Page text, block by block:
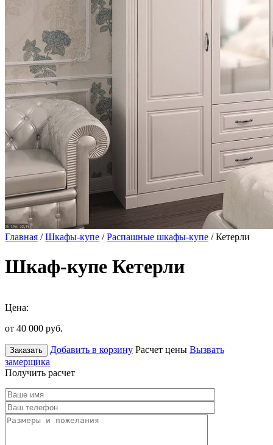
Главная /Шкафы-купе /Распашные шкафы-купе / Кетерли
Шкаф-купе Кетерли
Цена:
от 40 000 руб.
Заказать Добавить в корзину Расчет цены Вызвать
замерщика
Получить расчет